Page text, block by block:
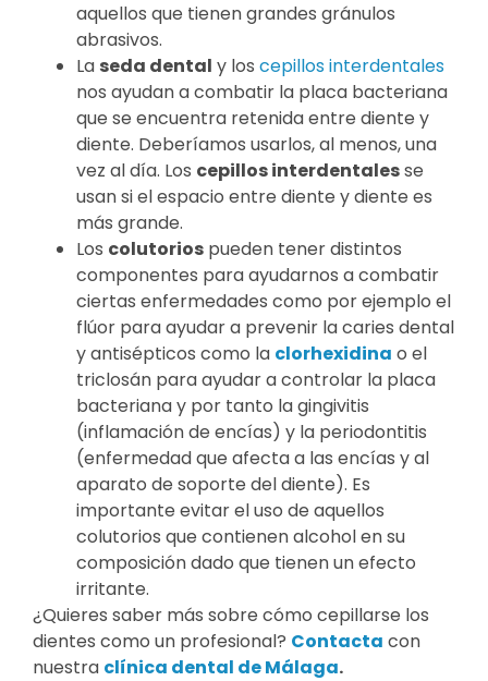
aquellos que tienen grandes gránulos
abrasivos.
La seda dental y los cepillos interdentales
nos ayudan a combatir la placa bacteriana
que se encuentra retenida entre diente y
diente. Deberíamos usarlos, al menos, una
vez al día. Los cepillos interdentalesse
usan si el espacio entre diente y diente es
más grande.
Los colutorios pueden tener distintos
componentes para ayudarnos a combatir
ciertas enfermedades como por ejemplo el
flúor para ayudar a prevenir la caries dental
y antisépticos como la clorhexidina o el
triclosán para ayudar a controlar la placa
bacteriana y por tanto la gingivitis
(inflamación de encías) y la periodontitis
(enfermedad que afecta a las encías y al
aparato de soporte del diente). Es
importante evitar el uso de aquellos
colutorios que contienen alcohol en su
composición dado que tienen un efecto
irritante.
¿Quieres saber más sobre cómo cepillarse los
dientes como un profesional? Contacta con
nuestra clínica dental de Málaga.